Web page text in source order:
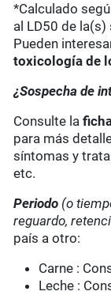
*Calculado
al LD50 de
Pueden
toxicología de
¿Sospecha de
Consulte la
para más
síntomas y
etc.
Periodo (o
reguardo,
país a otro:
Carne :
Leche :